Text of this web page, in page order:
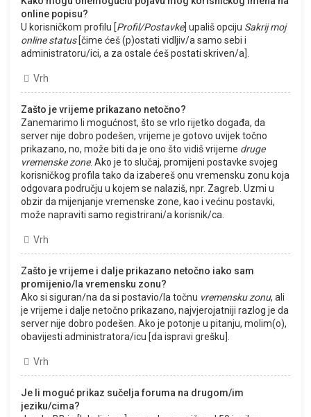
online popisu?
U korisničkom profilu [Profil/Postavke] upališ opciju Sakrij moj
online status[čime ćeš (p)ostati vidljiv/a samo sebi i
administratoru/ici, a za ostale ćeš postati skriven/a].
Vrh
Zašto je vrijeme prikazano netočno?
Zanemarimo li mogućnost, što se vrlo rijetko događa, da
server nije dobro podešen, vrijeme je gotovo uvijek točno
prikazano, no, može biti da je ono što vidiš vrijeme druge
vremenske zone. Ako je to slučaj, promijeni postavke svojeg
korisničkog profila tako da izabereš onu vremensku zonu koja
odgovara području u kojem se nalaziš, npr. Zagreb. Uzmi u
obzir da mijenjanje vremenske zone, kao i većinu postavki,
može napraviti samo registrirani/a korisnik/ca.
Vrh
Zašto je vrijeme i dalje prikazano netočno iako sam
promijenio/la vremensku zonu?
Ako si siguran/na da si postavio/la točnu vremensku zonu, ali
je vrijeme i dalje netočno prikazano, najvjerojatniji razlog je da
server nije dobro podešen. Ako je potonje u pitanju, molim(o),
obavijesti administratora/icu [da ispravi grešku].
Vrh
Je li moguć prikaz sučelja foruma na drugom/im
jeziku/cima?